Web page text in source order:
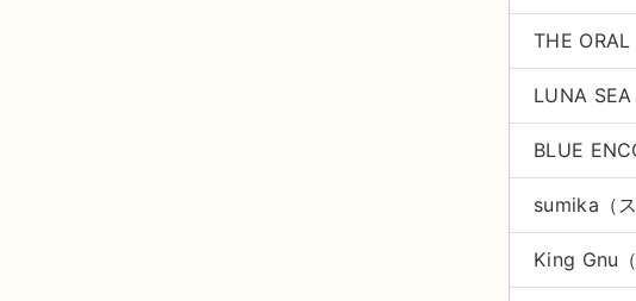
THE
LUNA
BLUE
sumika（
King Gnu